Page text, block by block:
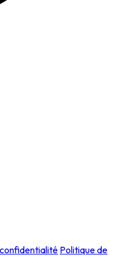
Politique de